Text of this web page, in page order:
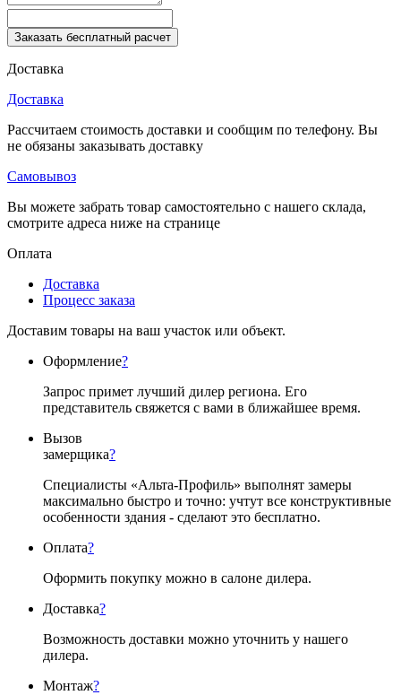
Заказать бесплатный расчет
Доставка
Доставка
Рассчитаем стоимость доставки и сообщим по телефону. Вы
не обязаны заказывать доставку
Самовывоз
Вы можете забрать товар самостоятельно с нашего склада,
смотрите адреса ниже на странице
Оплата
Доставка
Процесс заказа
Доставим товары на ваш участок или объект.
Оформление?
Запрос примет лучший дилер региона. Его
представитель свяжется с вами в ближайшее время.
Вызов
замерщика?
Специалисты «Альта-Профиль» выполнят замеры
максимально быстро и точно: учтут все конструктивные
особенности здания - сделают это бесплатно.
Оплата?
Оформить покупку можно в салоне дилера.
Доставка?
Возможность доставки можно уточнить у нашего
дилера.
Монтаж?